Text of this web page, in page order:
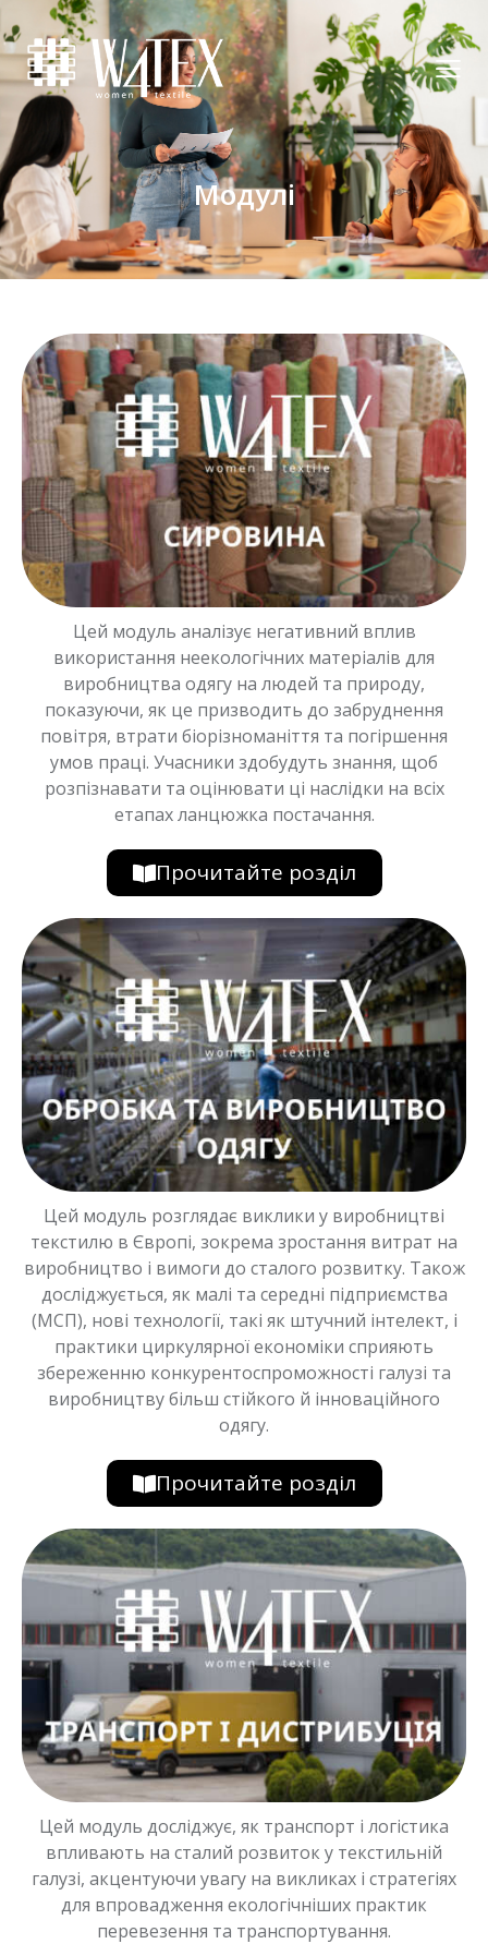
Модулі
Цей модуль аналізує негативний вплив
використання неекологічних матеріалів для
виробництва одягу на людей та природу,
показуючи, як це призводить до забруднення
повітря, втрати біорізноманіття та погіршення
умов праці. Учасники здобудуть знання, щоб
розпізнавати та оцінювати ці наслідки на всіх
етапах ланцюжка постачання.
Прочитайте розділ
Цей модуль розглядає виклики у виробництві
текстилю в Європі, зокрема зростання витрат на
виробництво і вимоги до сталого розвитку. Також
досліджується, як малі та середні підприємства
(МСП), нові технології, такі як штучний інтелект, і
практики циркулярної економіки сприяють
збереженню конкурентоспроможності галузі та
виробництву більш стійкого й інноваційного
одягу.
Прочитайте розділ
Цей модуль досліджує, як транспорт і логістика
впливають на сталий розвиток у текстильній
галузі, акцентуючи увагу на викликах і стратегіях
для впровадження екологічніших практик
перевезення та транспортування.